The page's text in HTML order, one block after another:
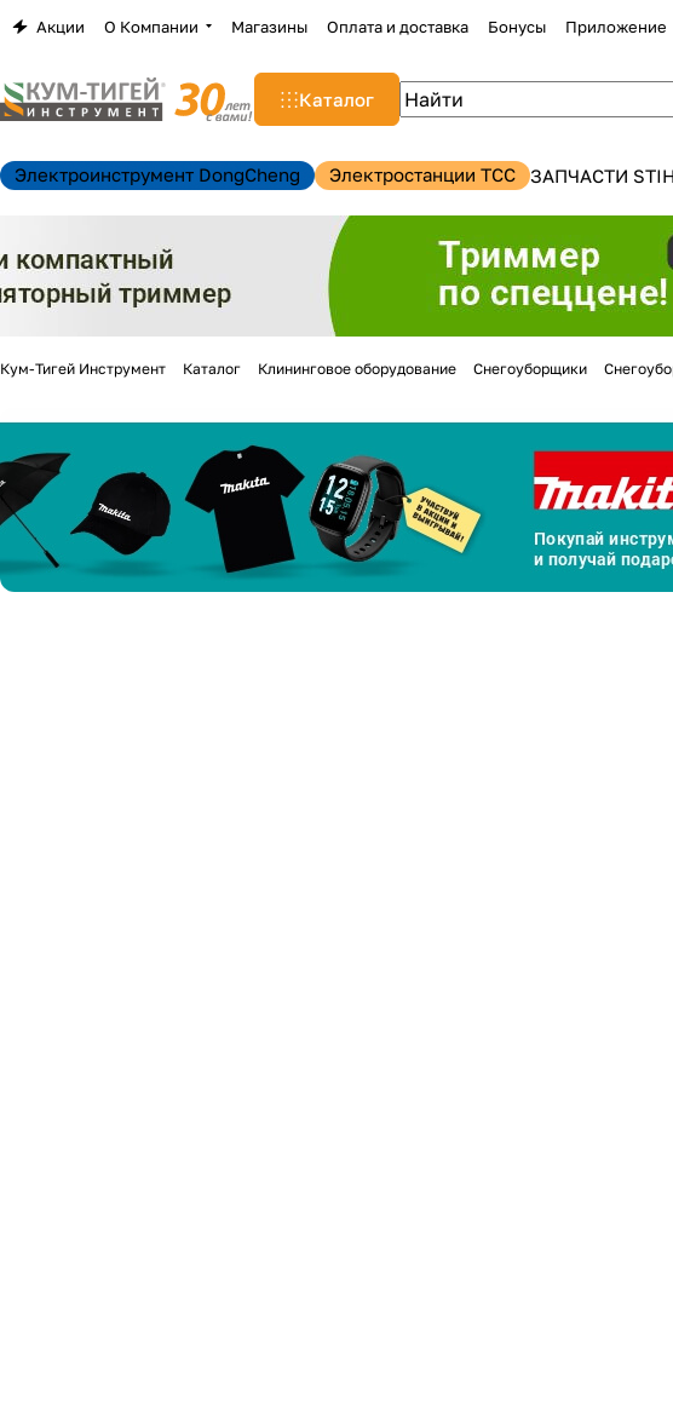
Акции О Компании Магазины Оплата и доставка Бонусы Приложение
Каталог
Электроинструмент DongCheng Электростанции TCC ЗАПЧАСТИ
Кум-Тигей Инструмент Каталог Клининговое оборудование Снегоуборщики
Разбейте
на части
График
%
с